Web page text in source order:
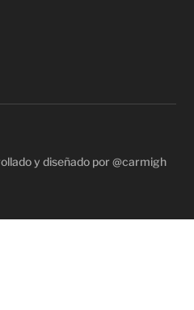
y diseñado por @carmigh